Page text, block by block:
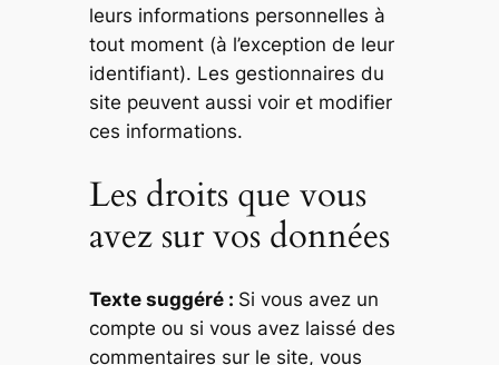
leurs informations personnelles à
tout moment (à l’exception de leur
identifiant). Les gestionnaires du
site peuvent aussi voir et modifier
ces informations.
Les droits que vous
avez sur vos données
Texte suggéré : Si vous avez un
compte ou si vous avez laissé des
commentaires sur le site, vous